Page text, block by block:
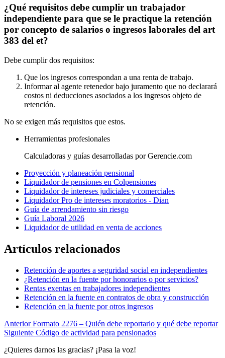
¿Qué requisitos debe cumplir un trabajador
independiente para que se le practique la retención
por concepto de salarios o ingresos laborales del art
383 del et?
Debe cumplir dos requisitos:
Que los ingresos correspondan a una renta de trabajo.
Informar al agente retenedor bajo juramento que no declarará
costos ni deducciones asociados a los ingresos objeto de
retención.
No se exigen más requisitos que estos.
Herramientas profesionales
Calculadoras y guías desarrolladas por Gerencie.com
Proyección y planeación pensional
Liquidador de pensiones en Colpensiones
Liquidador de intereses judiciales y comerciales
Liquidador Pro de intereses moratorios - Dian
Guía de arrendamiento sin riesgo
Guía Laboral 2026
Liquidador de utilidad en venta de acciones
Artículos relacionados
Retención de aportes a seguridad social en independientes
¿Retención en la fuente por honorarios o por servicios?
Rentas exentas en trabajadores independientes
Retención en la fuente en contratos de obra y construcción
Retención en la fuente por otros ingresos
Anterior Formato 2276 – Quién debe reportarlo y qué debe reportar
Siguiente Código de actividad para pensionados
¿Quieres darnos las gracias? ¡Pasa la voz!